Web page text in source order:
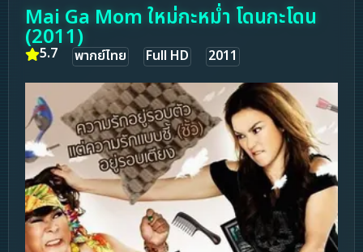
Mai Ga Mom ใหม่กะหม่ำ โดนกะโดน
(2011)
5.7 พากย์ไทย Full HD 2011